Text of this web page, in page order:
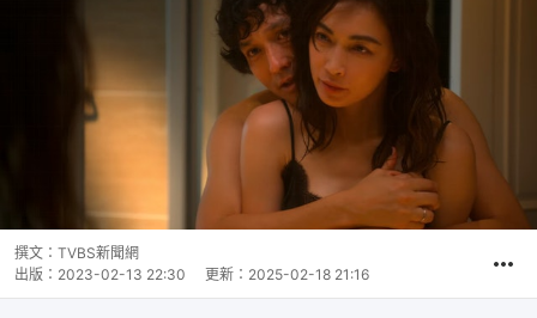
撰文： TVBS新聞網
出版： 2023-02-13 22:30 更新： 2025-02-18 21:16